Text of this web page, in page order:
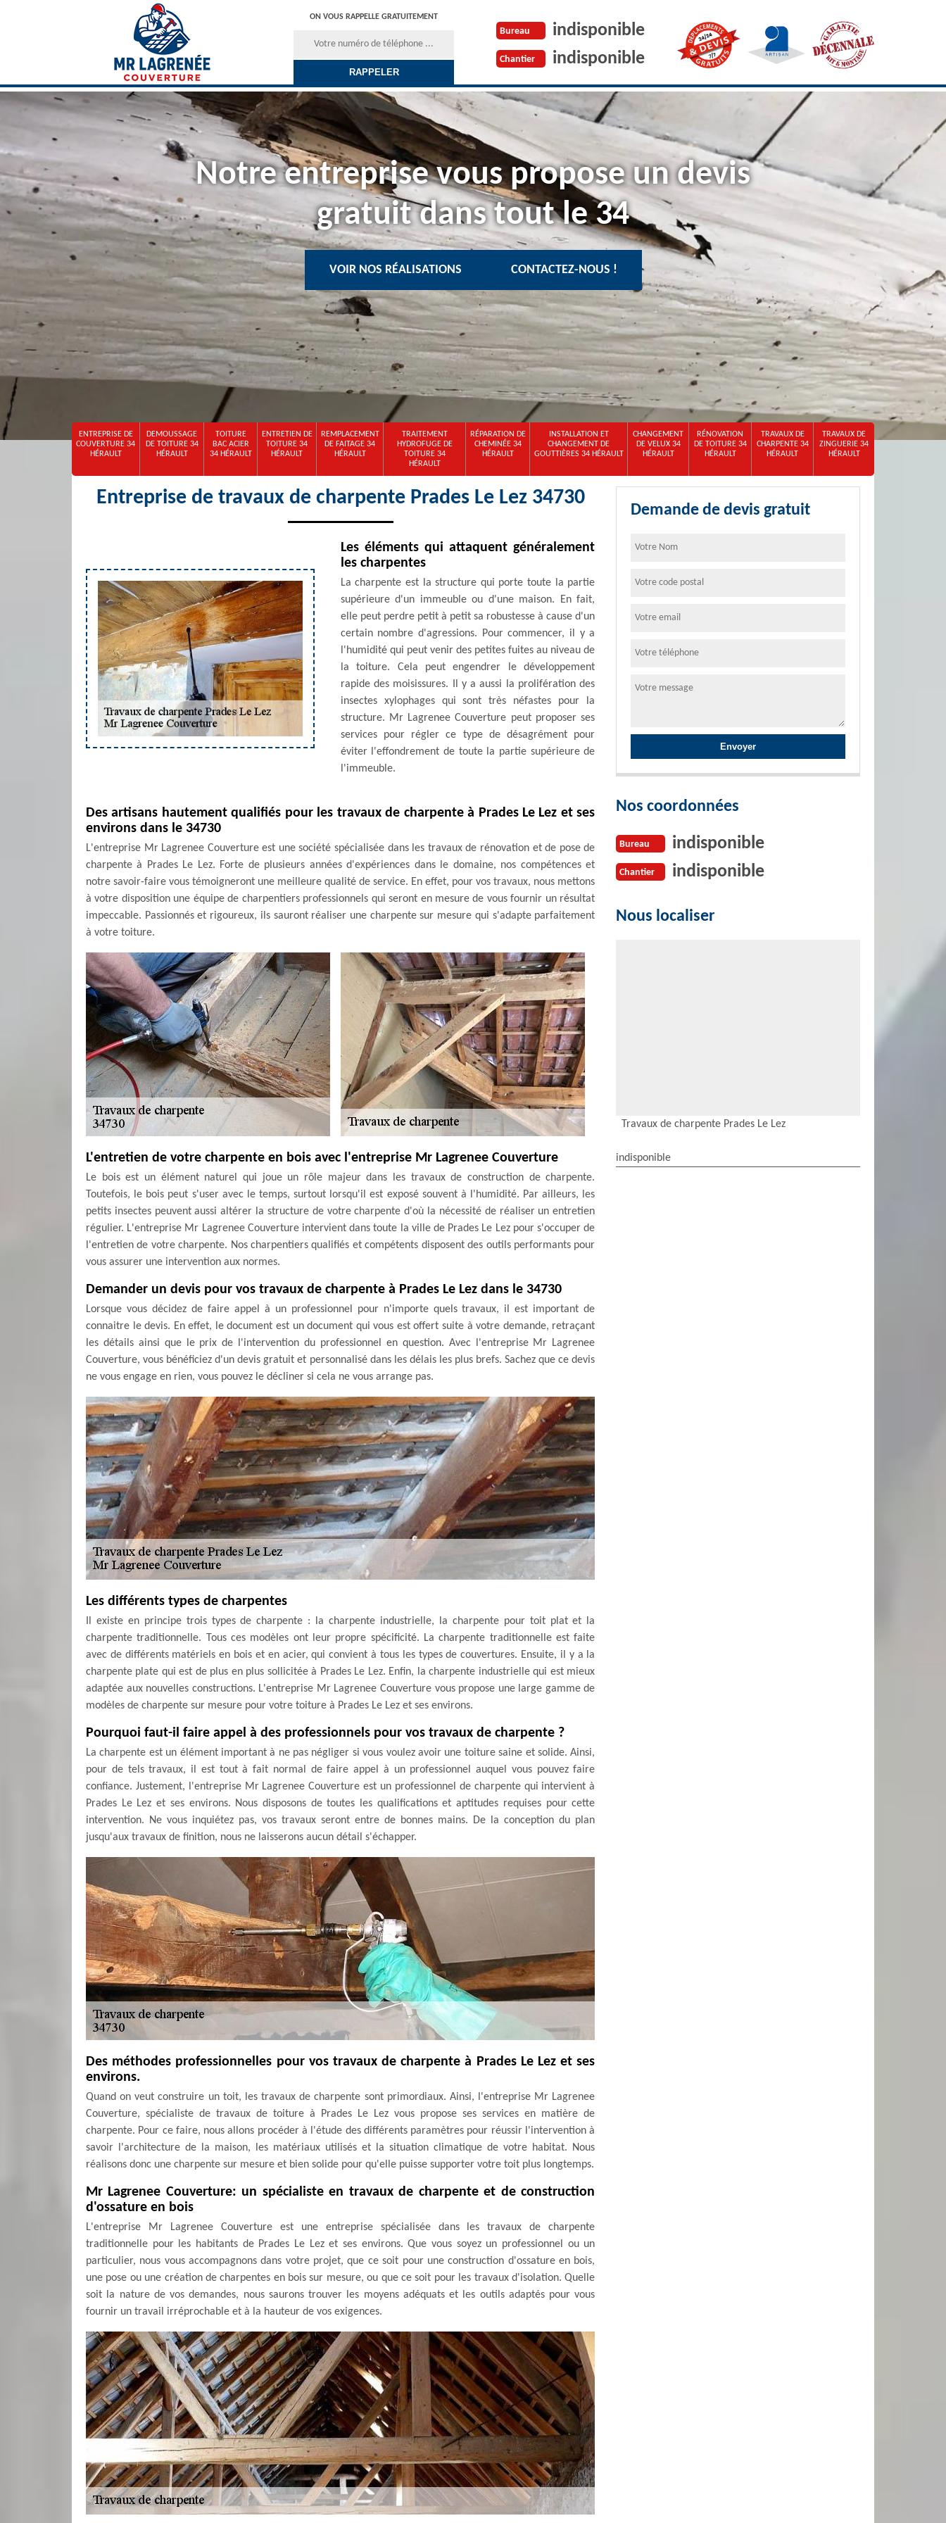
ON VOUS RAPPELLE GRATUITEMENT
Bureau indisponible
Chantier indisponible
Notre entreprise vous propose un devis
gratuit dans tout le 34
VOIR NOS RÉALISATIONS CONTACTEZ-NOUS !
ENTREPRISE DE
COUVERTURE 34
HÉRAULT
DEMOUSSAGE
DE TOITURE 34
HÉRAULT
TOITURE
BAC ACIER
34 HÉRAULT
ENTRETIEN DE
TOITURE 34
HÉRAULT
REMPLACEMENT
DE FAITAGE 34
HÉRAULT
TRAITEMENT
HYDROFUGE DE
TOITURE 34
HÉRAULT
RÉPARATION DE
CHEMINÉE 34
HÉRAULT
INSTALLATION ET
CHANGEMENT DE
GOUTTIÈRES 34 HÉRAULT
CHANGEMENT
DE VELUX 34
HÉRAULT
RÉNOVATION
DE TOITURE 34
HÉRAULT
TRAVAUX DE
CHARPENTE 34
HÉRAULT
TRAVAUX DE
ZINGUERIE 34
HÉRAULT
Entreprise de travaux de charpente Prades Le Lez 34730
Les éléments qui attaquent généralement
les charpentes
La charpente est la structure qui porte toute la partie
supérieure d'un immeuble ou d'une maison. En fait,
elle peut perdre petit à petit sa robustesse à cause d'un
certain nombre d'agressions. Pour commencer, il y a
l'humidité qui peut venir des petites fuites au niveau de
la toiture. Cela peut engendrer le développement
rapide des moisissures. Il y a aussi la prolifération des
insectes xylophages qui sont très néfastes pour la
structure. Mr Lagrenee Couverture peut proposer ses
services pour régler ce type de désagrément pour
éviter l'effondrement de toute la partie supérieure de
l'immeuble.
Des artisans hautement qualifiés pour les travaux de charpente à Prades Le Lez et ses
environs dans le 34730
L'entreprise Mr Lagrenee Couverture est une société spécialisée dans les travaux de rénovation et de pose de
charpente à Prades Le Lez. Forte de plusieurs années d'expériences dans le domaine, nos compétences et
notre savoir-faire vous témoigneront une meilleure qualité de service. En effet, pour vos travaux, nous mettons
à votre disposition une équipe de charpentiers professionnels qui seront en mesure de vous fournir un résultat
impeccable. Passionnés et rigoureux, ils sauront réaliser une charpente sur mesure qui s'adapte parfaitement
à votre toiture.
L'entretien de votre charpente en bois avec l'entreprise Mr Lagrenee Couverture
Le bois est un élément naturel qui joue un rôle majeur dans les travaux de construction de charpente.
Toutefois, le bois peut s'user avec le temps, surtout lorsqu'il est exposé souvent à l'humidité. Par ailleurs, les
petits insectes peuvent aussi altérer la structure de votre charpente d'où la nécessité de réaliser un entretien
régulier. L'entreprise Mr Lagrenee Couverture intervient dans toute la ville de Prades Le Lez pour s'occuper de
l'entretien de votre charpente. Nos charpentiers qualifiés et compétents disposent des outils performants pour
vous assurer une intervention aux normes.
Demander un devis pour vos travaux de charpente à Prades Le Lez dans le 34730
Lorsque vous décidez de faire appel à un professionnel pour n'importe quels travaux, il est important de
connaitre le devis. En effet, le document est un document qui vous est offert suite à votre demande, retraçant
les détails ainsi que le prix de l'intervention du professionnel en question. Avec l'entreprise Mr Lagrenee
Couverture, vous bénéficiez d'un devis gratuit et personnalisé dans les délais les plus brefs. Sachez que ce devis
ne vous engage en rien, vous pouvez le décliner si cela ne vous arrange pas.
Les différents types de charpentes
Il existe en principe trois types de charpente : la charpente industrielle, la charpente pour toit plat et la
charpente traditionnelle. Tous ces modèles ont leur propre spécificité. La charpente traditionnelle est faite
avec de différents matériels en bois et en acier, qui convient à tous les types de couvertures. Ensuite, il y a la
charpente plate qui est de plus en plus sollicitée à Prades Le Lez. Enfin, la charpente industrielle qui est mieux
adaptée aux nouvelles constructions. L'entreprise Mr Lagrenee Couverture vous propose une large gamme de
modèles de charpente sur mesure pour votre toiture à Prades Le Lez et ses environs.
Pourquoi faut-il faire appel à des professionnels pour vos travaux de charpente ?
La charpente est un élément important à ne pas négliger si vous voulez avoir une toiture saine et solide. Ainsi,
pour de tels travaux, il est tout à fait normal de faire appel à un professionnel auquel vous pouvez faire
confiance. Justement, l'entreprise Mr Lagrenee Couverture est un professionnel de charpente qui intervient à
Prades Le Lez et ses environs. Nous disposons de toutes les qualifications et aptitudes requises pour cette
intervention. Ne vous inquiétez pas, vos travaux seront entre de bonnes mains. De la conception du plan
jusqu'aux travaux de finition, nous ne laisserons aucun détail s'échapper.
Des méthodes professionnelles pour vos travaux de charpente à Prades Le Lez et ses
environs.
Quand on veut construire un toit, les travaux de charpente sont primordiaux. Ainsi, l'entreprise Mr Lagrenee
Couverture, spécialiste de travaux de toiture à Prades Le Lez vous propose ses services en matière de
charpente. Pour ce faire, nous allons procéder à l'étude des différents paramètres pour réussir l'intervention à
savoir l'architecture de la maison, les matériaux utilisés et la situation climatique de votre habitat. Nous
réalisons donc une charpente sur mesure et bien solide pour qu'elle puisse supporter votre toit plus longtemps.
Mr Lagrenee Couverture: un spécialiste en travaux de charpente et de construction
d'ossature en bois
L'entreprise Mr Lagrenee Couverture est une entreprise spécialisée dans les travaux de charpente
traditionnelle pour les habitants de Prades Le Lez et ses environs. Que vous soyez un professionnel ou un
particulier, nous vous accompagnons dans votre projet, que ce soit pour une construction d'ossature en bois,
une pose ou une création de charpentes en bois sur mesure, ou que ce soit pour les travaux d'isolation. Quelle
soit la nature de vos demandes, nous saurons trouver les moyens adéquats et les outils adaptés pour vous
fournir un travail irréprochable et à la hauteur de vos exigences.
Demande de devis gratuit
Nos coordonnées
Bureau indisponible
Chantier indisponible
Nous localiser
Travaux de charpente Prades Le Lez
indisponible